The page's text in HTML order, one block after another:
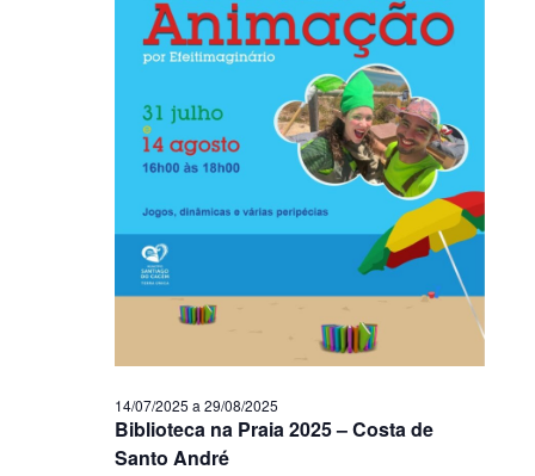
Biblioteca na Praia 2025 – Costa de
Santo André
14/07/2025 a 29/08/2025